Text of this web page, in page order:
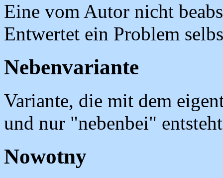
Eine vom Autor nicht
Entwertet ein Problem
Nebenvariante
Variante, die mit dem
und nur "nebenbei"
Nowotny